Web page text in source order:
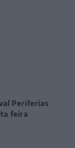
Periferias
feira